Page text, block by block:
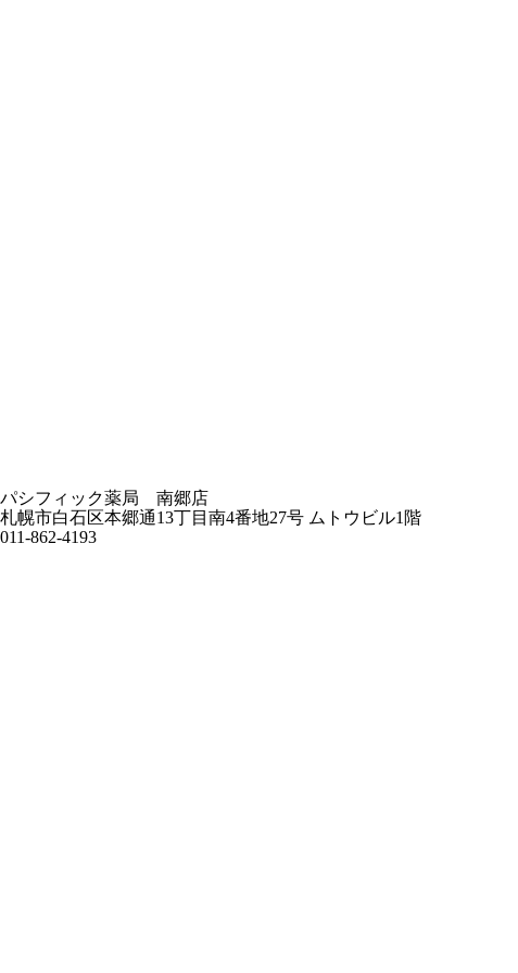
パシフィック薬局 南郷店
札幌市白石区本郷通13丁目南4番地27号 ムトウビル1階
011-862-4193